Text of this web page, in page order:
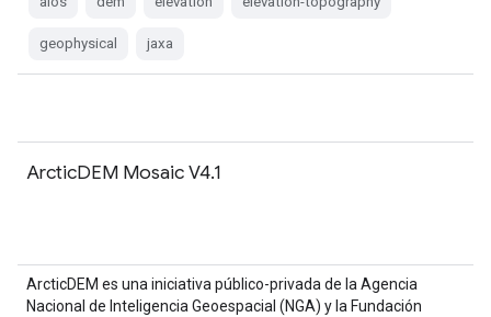
geophysical jaxa
ArcticDEM Mosaic V4.1
ArcticDEM es una iniciativa público-privada de la Agencia
Nacional de Inteligencia Geoespacial (NGA) y la Fundación